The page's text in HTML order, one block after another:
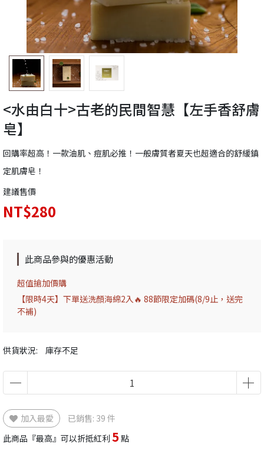
<水由白十>古老的民間智慧【左手香舒膚
皂】
回購率超高！一款油肌、痘肌必推！一般膚質者夏天也超適合的舒緩鎮
定肌膚皂！
建議售價
NT$280
供貨狀況: 庫存不足
此商品參與的優惠活動
超值搶加價購
【限時4天】下單送洗顏海綿2入🔥 88節限定加碼(8/9止，送完
不補)
加入最愛
已銷售: 39 件
此商品『最高』可以折抵紅利 5點